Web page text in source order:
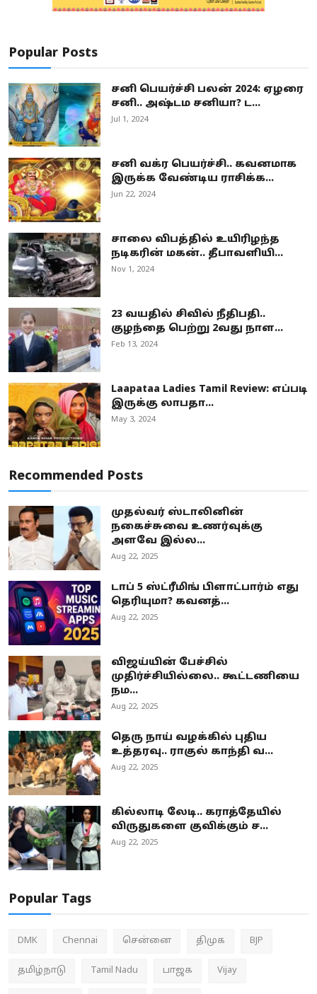
Popular Posts
சனி பெயர்ச்சி பலன் 2024: ஏழரை
சனி.. அஷ்டம சனியா? ட...
Jul 1, 2024
சனி வக்ர பெயர்ச்சி.. கவனமாக
இருக்க வேண்டிய ராசிக்க...
Jun 22, 2024
சாலை விபத்தில் உயிரிழந்த
நடிகரின் மகன்.. தீபாவளியி...
Nov 1, 2024
23 வயதில் சிவில் நீதிபதி..
குழந்தை பெற்று 2வது நாள...
Feb 13, 2024
Laapataa Ladies Tamil Review: எப்படி
இருக்கு லாபதா...
May 3, 2024
Recommended Posts
முதல்வர் ஸ்டாலினின்
நகைச்சுவை உணர்வுக்கு
அளவே இல்ல...
Aug 22, 2025
டாப் 5 ஸ்ட்ரீமிங் பிளாட்பார்ம் எது
தெரியுமா? கவனத்...
Aug 22, 2025
விஜய்யின் பேச்சில்
முதிர்ச்சியில்லை.. கூட்டணியை
நம...
Aug 22, 2025
தெரு நாய் வழக்கில் புதிய
உத்தரவு.. ராகுல் காந்தி வ...
Aug 22, 2025
கில்லாடி லேடி.. கராத்தேயில்
விருதுகளை குவிக்கும் ச...
Aug 22, 2025
Popular Tags
DMK Chennai சென்னை திமுக BJP
தமிழ்நாடு Tamil Nadu பாஜக Vijay